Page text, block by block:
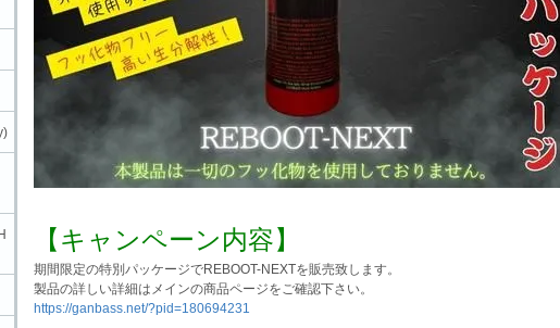
【キャンペーン内容】
期間限定の特別パッケージでREBOOT-NEXTを販売致します。
製品の詳しい詳細はメインの商品ページをご確認下さい。
https://ganbass.net/?pid=180694231